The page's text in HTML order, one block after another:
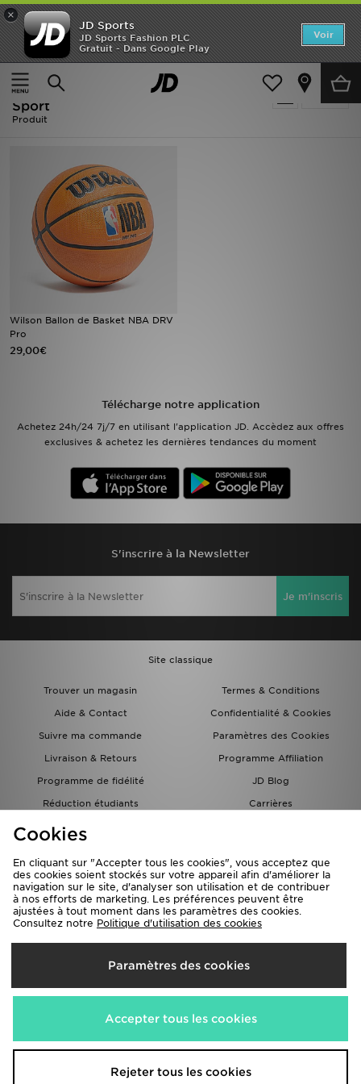
×
JD Sports
JD Sports Fashion PLC
Gratuit - Dans Google Play
Voir
Accueil
Homme Accessoires Homme Articles de Sport
Homme - Orange Wilson Articles de
Sport
Produit
Wilson Ballon de Basket NBA DRV
Pro
29,00€
Télécharge notre application
Achetez 24h/24 7j/7 en utilisant l'application JD. Accèdez aux offres
exclusives & achetez les dernières tendances du moment
S'inscrire à la Newsletter
Je m'inscris
Site classique
Trouver un magasin
Termes & Conditions
Aide & Contact
Confidentialité & Cookies
Suivre ma commande
Paramètres des Cookies
Livraison & Retours
Programme Affiliation
Programme de fidélité
JD Blog
Réduction étudiants
Carrières
Carte Cadeau
Livraison Vers
France
Nous acceptons les méthodes de paiement suivantes
Visitez notre site corporate www.jdplc.com
Accueil
Nouveautés
Homme
Collections
Marques
Football
Sports
Suivre Ma Commande
Service client
Cookies
En cliquant sur "Accepter tous les cookies", vous acceptez que
des cookies soient stockés sur votre appareil afin d'améliorer la
navigation sur le site, d'analyser son utilisation et de contribuer
à nos efforts de marketing. Les préférences peuvent être
ajustées à tout moment dans les paramètres des cookies.
Consultez notre Politique d'utilisation des cookies
Paramètres des cookies
Accepter tous les cookies
Rejeter tous les cookies